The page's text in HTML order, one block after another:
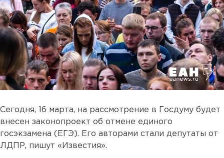
Сегодня, 16 марта, на рассмотрение в Госдуму будет
внесен законопроект об отмене единого
госэкзамена (ЕГЭ). Его авторами стали депутаты от
ЛДПР, пишут «Известия».